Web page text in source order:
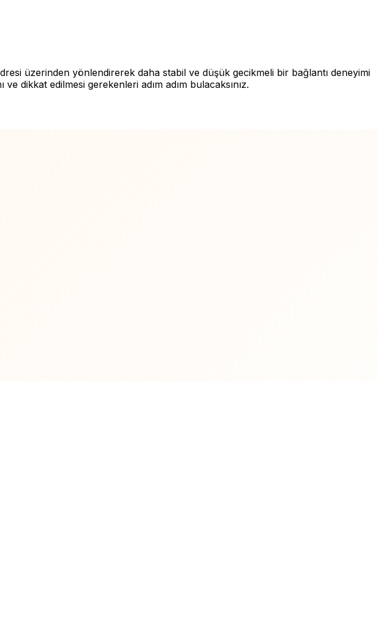
üzerinden yönlendirerek daha stabil ve düşük gecikmeli bir bağlantı deneyimi
dikkat edilmesi gerekenleri adım adım bulacaksınız.